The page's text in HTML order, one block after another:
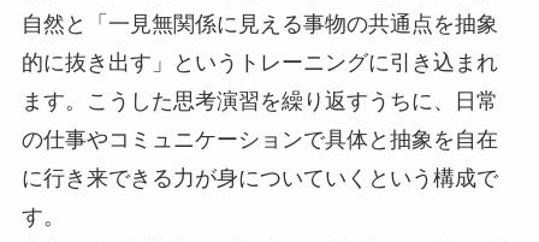
自然と「一見無関係に見える事物の共通点を抽象
的に抜き出す」というトレーニングに引き込まれ
ます。こうした思考演習を繰り返すうちに、日常
の仕事やコミュニケーションで具体と抽象を自在
に行き来できる力が身についていくという構成で
す。